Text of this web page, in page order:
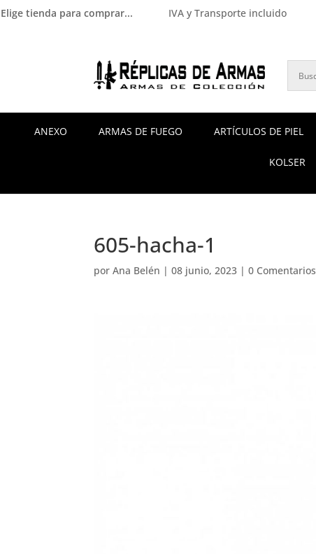
Elige tienda para comprar... IVA y Transporte incluido
ANEXO ARMAS DE FUEGO ARTÍCULOS DE PIEL
KOLSER
605-hacha-1
porAna Belén |08 junio, 2023 |0 Comentarios